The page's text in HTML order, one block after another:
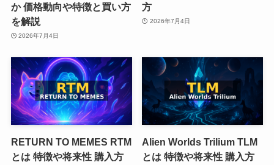
か 価格動向や特徴と買い方
を解説
2026年7月4日
方
2026年7月4日
RETURN TO MEMES RTM
とは 特徴や将来性 購入方
Alien Worlds Trilium TLM
とは 特徴や将来性 購入方